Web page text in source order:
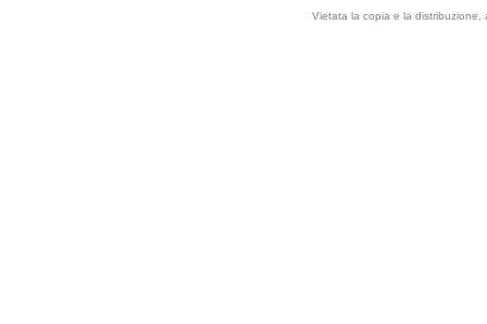
Vietata la copia e la distribuzione,